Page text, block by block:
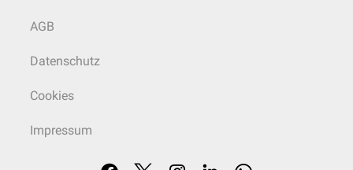
AGB
Datenschutz
Cookies
Impressum